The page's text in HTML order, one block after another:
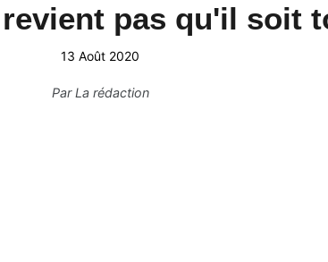
pas qu'il soit
13 Août 2020
ParLa rédaction